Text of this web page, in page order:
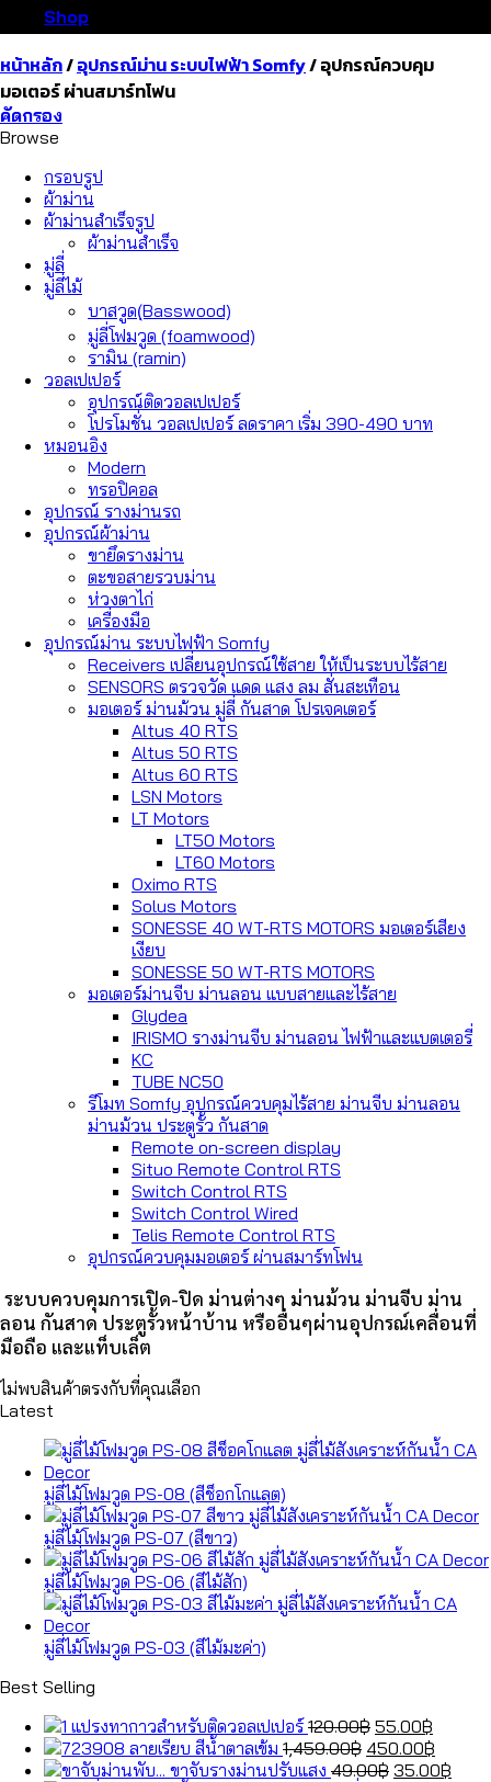
Shop
หน้าหลัก/อุปกรณ์ม่าน ระบบไฟฟ้า Somfy/อุปกรณ์ควบคุม
มอเตอร์ ผ่านสมาร์ทโฟน
คัดกรอง
Browse
กรอบรูป
ผ้าม่าน
ผ้าม่านสำเร็จรูป
ผ้าม่านสำเร็จ
มู่ลี่
มู่ลี่ไม้
บาสวูด(ฺBasswood)
มู่ลี่โฟมวูด (foamwood)
รามิน (ramin)
วอลเปเปอร์
อุปกรณ์ติดวอลเปเปอร์
โปรโมชั่น วอลเปเปอร์ ลดราคา เริ่ม 390-490 บาท
หมอนอิง
Modern
ทรอปิคอล
อุปกรณ์ รางม่านรถ
อุปกรณ์ผ้าม่าน
ขายึดรางม่าน
ตะขอสายรวบม่าน
ห่วงตาไก่
เครื่องมือ
อุปกรณ์ม่าน ระบบไฟฟ้า Somfy
Receivers เปลี่ยนอุปกรณ์ใช้สาย ให้เป็นระบบไร้สาย
SENSORS ตรวจวัด แดด แสง ลม สั่นสะเทือน
มอเตอร์ ม่านม้วน มู่ลี่ กันสาด โปรเจคเตอร์
Altus 40 RTS
Altus 50 RTS
Altus 60 RTS
LSN Motors
LT Motors
LT50 Motors
LT60 Motors
Oximo RTS
Solus Motors
SONESSE 40 WT-RTS MOTORS มอเตอร์เสียง
เงียบ
SONESSE 50 WT-RTS MOTORS
มอเตอร์ม่านจีบ ม่านลอน แบบสายและไร้สาย
Glydea
IRISMO รางม่านจีบ ม่านลอน ไฟฟ้าและแบตเตอรี่
KC
TUBE NC50
รีโมท Somfy อุปกรณ์ควบคุมไร้สาย ม่านจีบ ม่านลอน
ม่านม้วน ประตูรั้ว กันสาด
Remote on-screen display
Situo Remote Control RTS
Switch Control RTS
Switch Control Wired
Telis Remote Control RTS
อุปกรณ์ควบคุมมอเตอร์ ผ่านสมาร์ทโฟน
ระบบควบคุมการเปิด-ปิด ม่านต่างๆ ม่านม้วน ม่านจีบ ม่าน
ลอน กันสาด ประตูรั้วหน้าบ้าน หรืออื่นๆผ่านอุปกรณ์เคลื่อนที่
มือถือ และแท็บเล็ต
ไม่พบสินค้าตรงกับที่คุณเลือก
Latest
มู่ลี่ไม้โฟมวูด PS-08 (สีช็อกโกแลต)
มู่ลี่ไม้โฟมวูด PS-07 (สีขาว)
มู่ลี่ไม้โฟมวูด PS-06 (สีไม้สัก)
มู่ลี่ไม้โฟมวูด PS-03 (สีไม้มะค่า)
Best Selling
แปรงทากาวสำหรับติดวอลเปเปอร์ 120.00฿ Original
price
was:
55.00฿
price
is:
ลายเรียบ สีน้ำตาลเข้ม 1,459.00฿ Original
price
450.00฿
price
ขาจับรางม่านปรับแสง 49.00฿ Original
35.00฿